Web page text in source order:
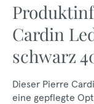
Cardin
schwarz
Dieser Pierre
eine gepflegte